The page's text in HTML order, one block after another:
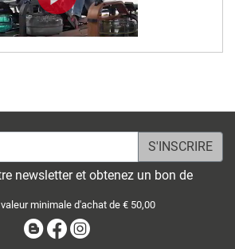
newsletter et obtenez un bon de
minimale d'achat de € 50,00
BlogFacebook